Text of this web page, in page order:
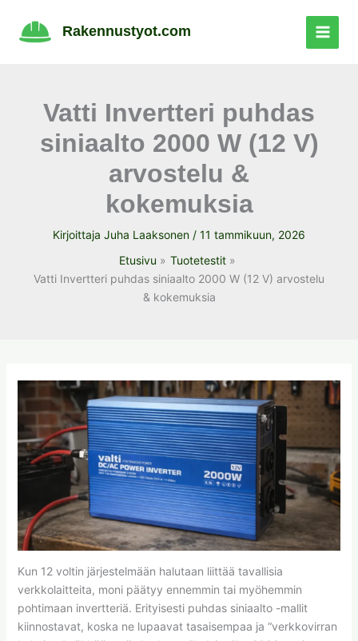
sisältöön
Rakennustyot.com
Vatti Invertteri puhdas
siniaalto 2000 W (12 V)
arvostelu &
kokemuksia
Kirjoittaja Juha Laaksonen / 11 tammikuun, 2026
Etusivu
Tuotetestit
Vatti Invertteri puhdas siniaalto 2000 W (12 V) arvostelu
& kokemuksia
Kun 12 voltin järjestelmään halutaan liittää tavallisia
verkkolaitteita, moni päätyy ennemmin tai myöhemmin
pohtimaan invertteriä. Erityisesti puhdas siniaalto -mallit
kiinnostavat, koska ne lupaavat tasaisempaa ja “verkkovirran